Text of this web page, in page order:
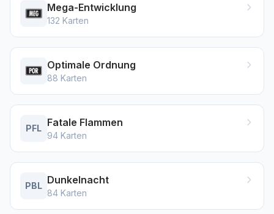
Mega-Entwicklung
132 Karten
Optimale Ordnung
88 Karten
PFL Fatale Flammen
94 Karten
PBL Dunkelnacht
84 Karten